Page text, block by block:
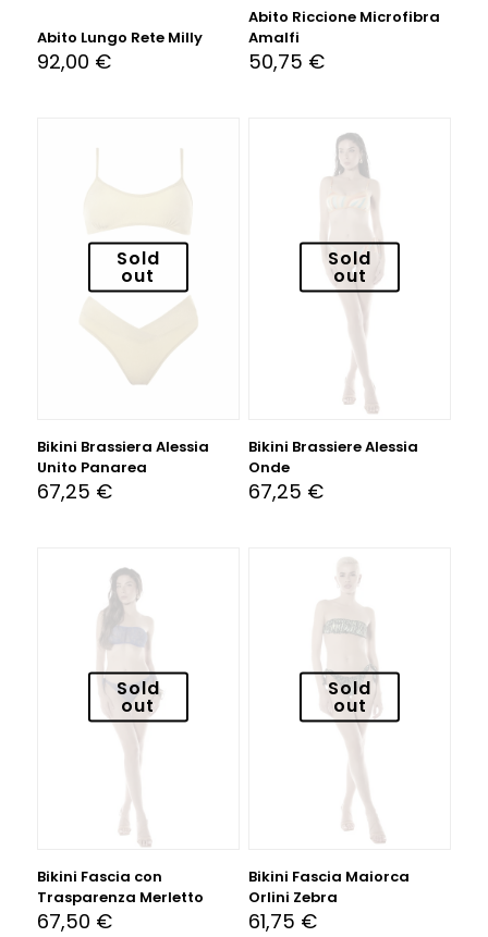
Abito Lungo Rete Milly
92,00 €
Abito Riccione Microfibra
Amalfi
50,75 €
Sold
out
Bikini Brassiera Alessia
Unito Panarea
67,25 €
Sold
out
Bikini Brassiere Alessia
Onde
67,25 €
Sold
out
Bikini Fascia con
Trasparenza Merletto
67,50 €
Sold
out
Bikini Fascia Maiorca
Orlini Zebra
61,75 €